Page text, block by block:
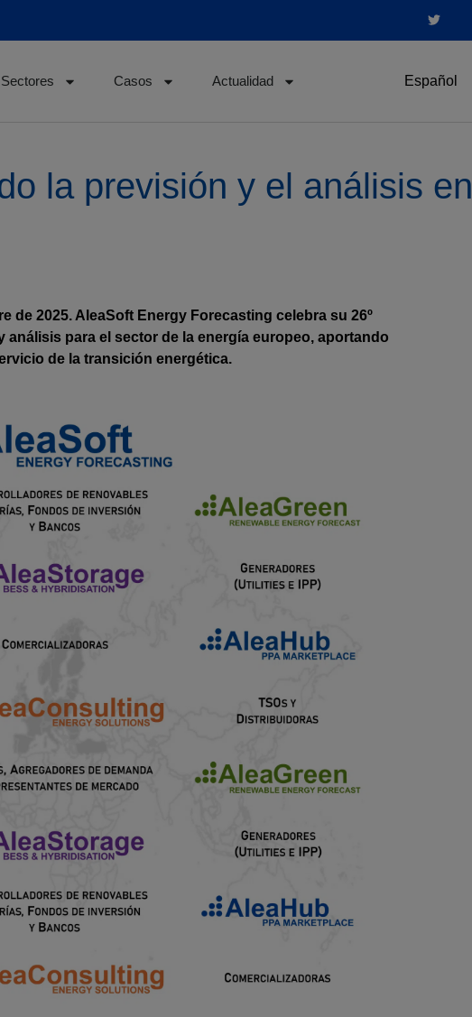
Sectores Casos Actualidad Español
la previsión y el análisis en
de 2025. AleaSoft Energy Forecasting celebra su 26º
para el sector de la energía europeo, aportando
de la transición energética.